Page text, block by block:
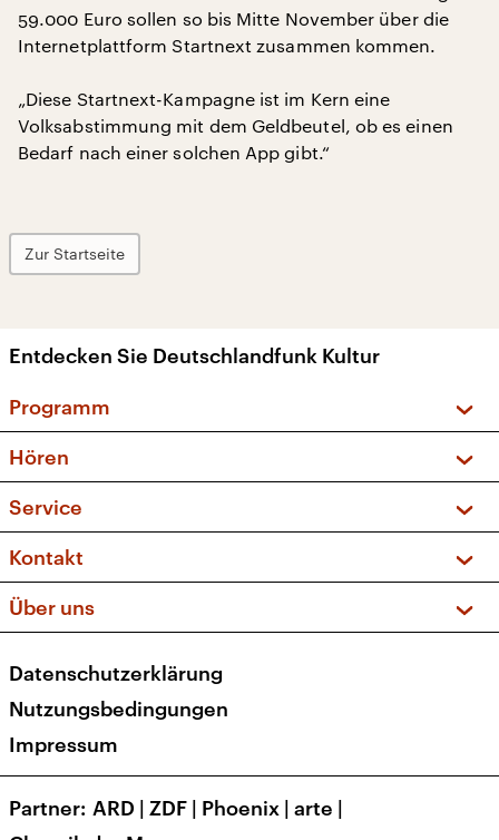
59.000 Euro sollen so bis Mitte November über die
Internetplattform Startnext zusammen kommen.
„Diese Startnext-Kampagne ist im Kern eine
Volksabstimmung mit dem Geldbeutel, ob es einen
Bedarf nach einer solchen App gibt.“
Zur Startseite
Entdecken Sie Deutschlandfunk Kultur
Programm
Sendungen und Podcasts
Musikliste
Kakadu – Das Kinderprogramm
Hören
Frequenzen (UKW + DAB+)
Service
FAQ
Apps
Newsletter
Veranstaltungen
Kontakt
Social Media
Über uns
Presse
Karriere
Transparenz
Datenschutzerklärung
Nutzungsbedingungen
Impressum
Partner ARD | ZDF | Phoenix | arte |